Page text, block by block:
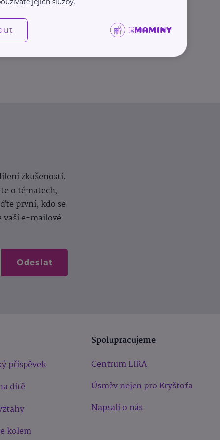
zkušeností.
o tématech,
první, kdo se
vaší e-mailové
Odeslat
příspěvek
dítě
kolem
Spolupracujeme
Centrum LIRA
Úsměv nejen pro Kryštofa
Napsali o nás